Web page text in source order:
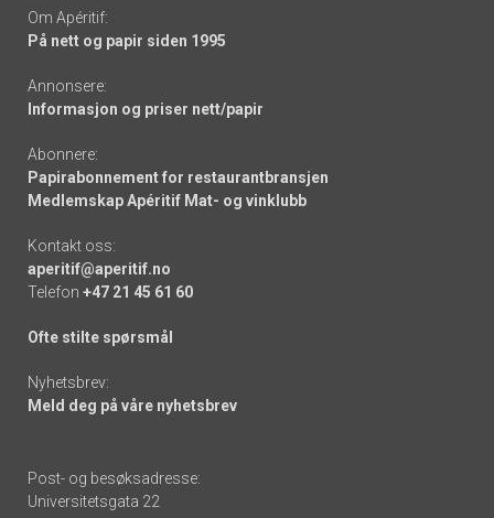
Om Apéritif:
På nett og papir siden 1995
Annonsere:
Informasjon og priser nett/papir
Abonnere:
Papirabonnement for restaurantbransjen
Medlemskap Apéritif Mat- og vinklubb
Kontakt oss:
aperitif@aperitif.no
Telefon +47 21 45 61 60
Ofte stilte spørsmål
Nyhetsbrev:
Meld deg på våre nyhetsbrev
Post- og besøksadresse:
Universitetsgata 22